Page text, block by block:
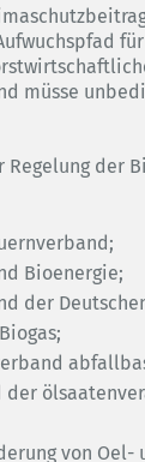
müsse
Regelung der
Bioenergie;
der
der
von Oel-